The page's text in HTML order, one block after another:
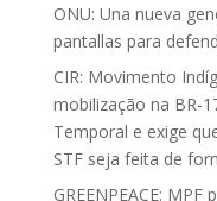
ONU: Una nueva
pantallas para
CIR: Movimento
mobilização na BR-
Temporal e exige
STF seja feita de
GREENPEACE: